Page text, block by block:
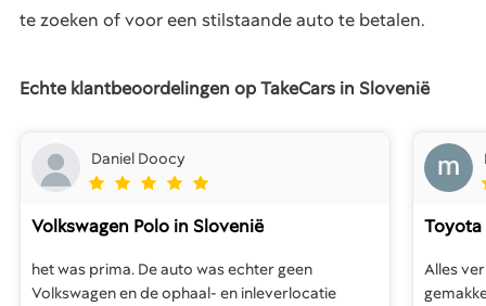
te zoeken of voor een stilstaande auto te betalen.
Echte klantbeoordelingen op TakeCars in Slovenië
Daniel Doocy
Volkswagen Polo in Slovenië
het was prima. De auto was echter geen
Volkswagen en de ophaal- en inleverlocatie
Toyota
Alles